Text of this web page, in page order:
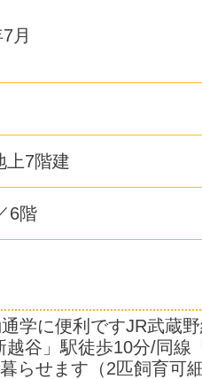
月
上7階建
6階
学に便利ですJR武蔵
谷」駅徒歩10分/同線
らせます（2匹飼育可